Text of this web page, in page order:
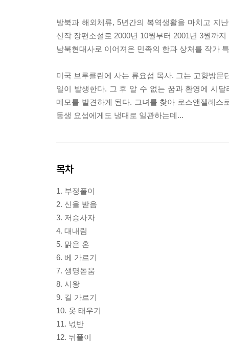
방북과 해외체류, 5년간의 복역생활을 마치고 지
신작 장편소설로 2000년 10월부터 2001년 3월까
남북현대사로 이어져온 민족의 한과 상처를 작가
미국 브루클린에 사는 류요섭 목사. 그는 고향방
일이 발생한다. 그 후 알 수 없는 꿈과 환영에 시
메모를 발견하게 된다. 그녀를 찾아 로스앤젤레
동생 요섭에게도 냉대로 일관하는데...
목차
1. 부정풀이
2. 신을 받음
3. 저승사자
4. 대내림
5. 맑은 혼
6. 베 가르기
7. 생명돋움
8. 시왕
9. 길 가르기
10. 옷 태우기
11. 넋반
12. 뒤풀이